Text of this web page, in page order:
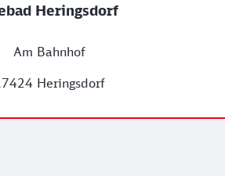
Heringsdorf
Am Bahnhof
Heringsdorf